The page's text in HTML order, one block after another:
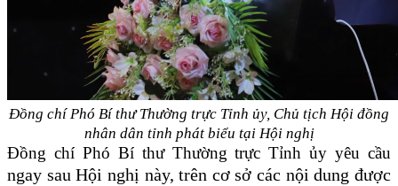
Đồng chí Phó Bí thư Thường trực Tỉnh ủy, Chủ tịch Hội đồng
nhân dân tỉnh phát biểu tại Hội nghị
Đồng chí Phó Bí thư Thường trực Tỉnh ủy yêu cầu
ngay sau Hội nghị này, trên cơ sở các nội dung được